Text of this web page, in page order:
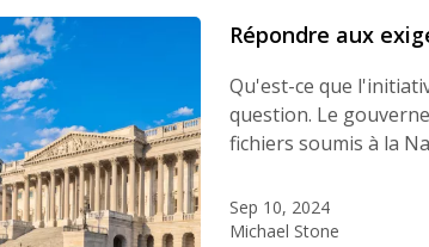
Répondre aux
Qu'est-ce que
question. Le
fichiers soumis à la
Sep 10, 2024
Michael Stone